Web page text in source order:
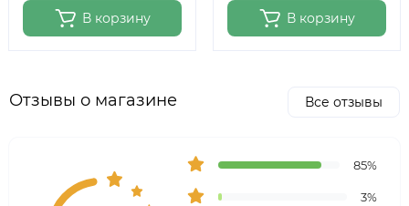
В корзину В корзину
Отзывы о магазине Все отзывы
85%
3%